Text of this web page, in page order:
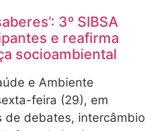
3º SIBSA
e reafirma
socioambiental
e Ambiente
feira (29), em
de debates, intercâmbio